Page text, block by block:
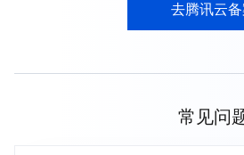
去腾讯云备
常见问